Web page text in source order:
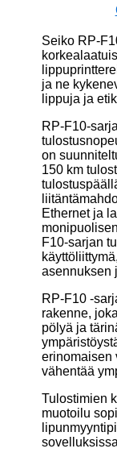
Seiko RP-
ja ne
lippuja ja
RP-F10-
on
150 km
Ethernet ja
F10-sarjan
asennuksen
RP-F10 -
rakenne,
pölyä ja
erinomaisen
vähentää
Tulostimien
muotoilu